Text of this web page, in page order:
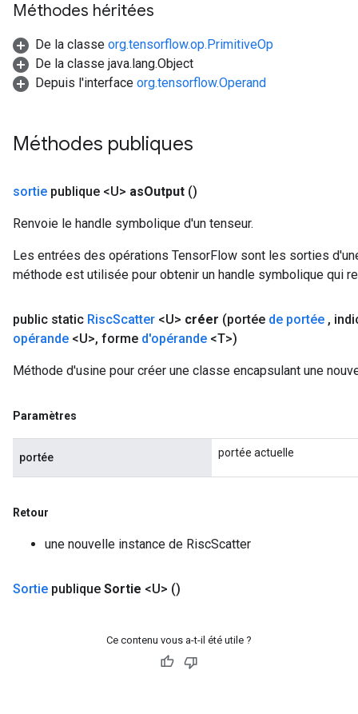
Méthodes héritées
De la classe org.tensorflow.op.PrimitiveOp
De la classe java.lang.Object
Depuis l'interface org.tensorflow.Operand
Méthodes publiques
sortie publique <U> asOutput ()
Renvoie le handle symbolique d'un tenseur.
Les entrées des opérations TensorFlow sont les sorties
méthode est utilisée pour obtenir un handle symbolique qui
public static RiscScatter <U> créer (portée de portée ,
opérande <U>, forme d'opérande <T>)
Méthode d'usine pour créer une classe encapsulant une
Paramètres
portée portée actuelle
Retour
une nouvelle instance de RiscScatter
Sortie publique Sortie <U> ()
Ce contenu vous a-t-il été utile ?